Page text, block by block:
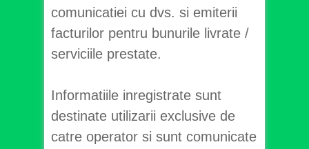
comunicatiei cu dvs. si emiterii
facturilor pentru bunurile livrate /
serviciile prestate.
Informatiile inregistrate sunt
destinate utilizarii exclusive de
catre operator si sunt comunicate